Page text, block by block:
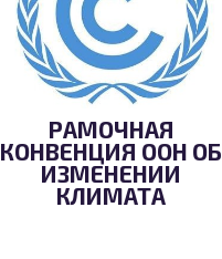
РАМОЧНАЯ
КОНВЕНЦИЯ ООН ОБ
ИЗМЕНЕНИИ
КЛИМАТА